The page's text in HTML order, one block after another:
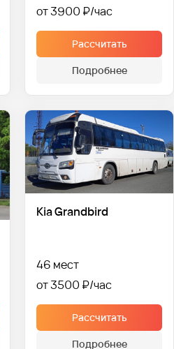
от 3900 ₽
Рассчитать
Подробнее
Kia Grandbird
46 мест
от 3500 ₽
Рассчитать
Подробнее